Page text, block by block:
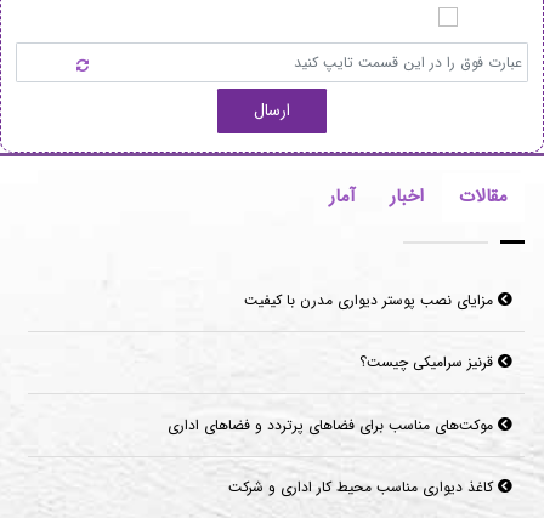
ارسال
مقالات اخبار آمار
مزایای نصب پوستر دیواری مدرن با کیفیت
قرنیز سرامیکی چیست؟
موکت‌های مناسب برای فضاهای پرتردد و فضاهای اداری
کاغذ دیواری مناسب محیط کار اداری و شرکت